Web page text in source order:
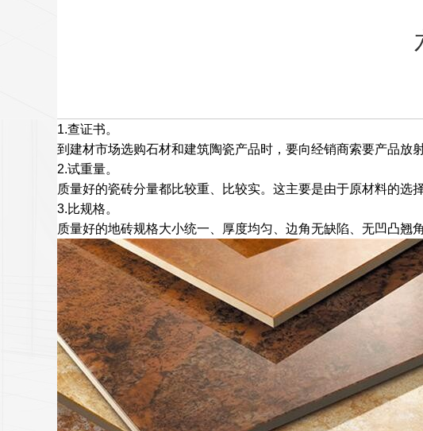
1.查证书。
到建材市场选购石材和建筑陶瓷产品时，要向经销商索要产品放
2.试重量。
质量好的瓷砖分量都比较重、比较实。这主要是由于原材料的选
3.比规格。
质量好的地砖规格大小统一、厚度均匀、边角无缺陷、无凹凸翘